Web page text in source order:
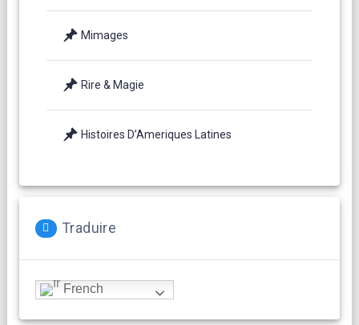
Mimages
Rire & Magie
Histoires D’Ameriques Latines
Traduire
French